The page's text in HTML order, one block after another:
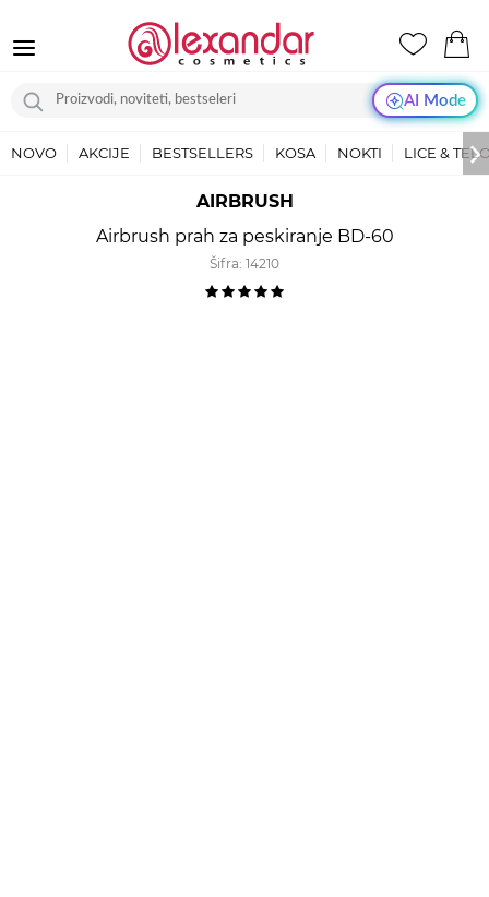
AI Mode
NOVO AKCIJE BESTSELLERS KOSA NOKTI LICE &
AIRBRUSH
Airbrush prah za peskiranje BD-60
Šifra: 14210